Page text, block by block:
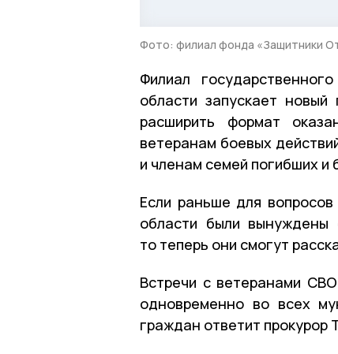
Фото: филиал фонда «Защитники
Филиал
области запускает
расширить формат
ветеранам боевых
и членам семей погибших и
Если раньше для
области были вынуждены
то теперь они смогут
Встречи с ветеранами
одновременно во всех
граждан ответит прокурор